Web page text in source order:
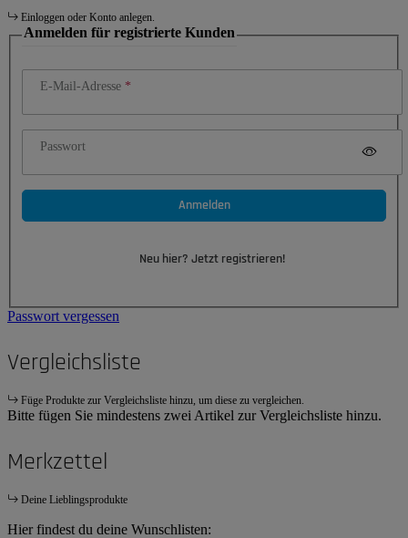
Einloggen oder Konto anlegen.
Anmelden für registrierte Kunden
E-Mail-Adresse
Passwort
Anmelden
Neu hier? Jetzt registrieren!
Passwort vergessen
Vergleichsliste
Füge Produkte zur Vergleichsliste hinzu, um diese zu vergleichen.
Bitte fügen Sie mindestens zwei Artikel zur Vergleichsliste hinzu.
Merkzettel
Deine Lieblingsprodukte
Hier findest du deine Wunschlisten: